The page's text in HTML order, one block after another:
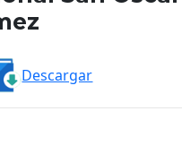
Descargar